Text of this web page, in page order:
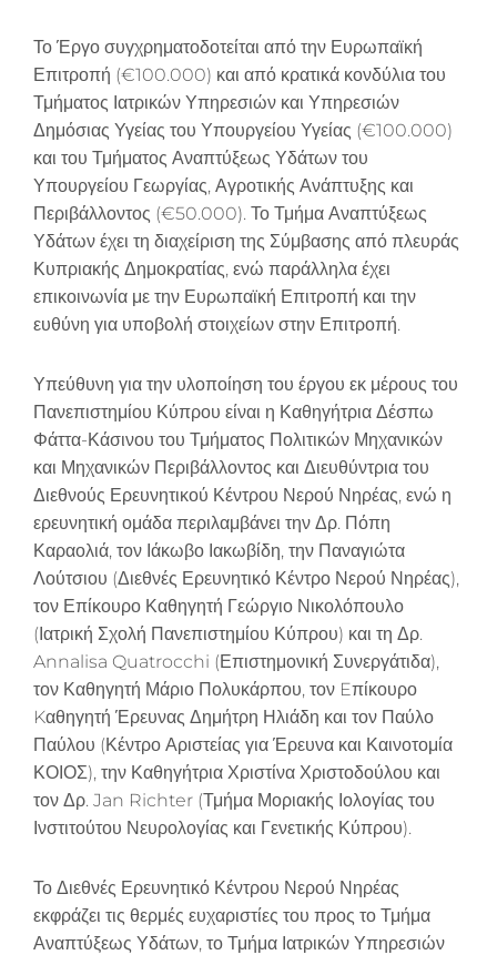
Το Έργο συγχρηματοδοτείται από την Ευρωπαϊκή
Επιτροπή (€100.000) και από κρατικά κονδύλια του
Τμήματος Ιατρικών Υπηρεσιών και Υπηρεσιών
Δημόσιας Υγείας του Υπουργείου Υγείας (€100.000)
και του Τμήματος Αναπτύξεως Υδάτων του
Υπουργείου Γεωργίας, Αγροτικής Ανάπτυξης και
Περιβάλλοντος (€50.000). Το Τμήμα Αναπτύξεως
Υδάτων έχει τη διαχείριση της Σύμβασης από πλευράς
Κυπριακής Δημοκρατίας, ενώ παράλληλα έχει
επικοινωνία με την Ευρωπαϊκή Επιτροπή και την
ευθύνη για υποβολή στοιχείων στην Επιτροπή.
Υπεύθυνη για την υλοποίηση του έργου εκ μέρους του
Πανεπιστημίου Κύπρου είναι η Καθηγήτρια Δέσπω
Φάττα-Κάσινου του Τμήματος Πολιτικών Μηχανικών
και Μηχανικών Περιβάλλοντος και Διευθύντρια του
Διεθνούς Ερευνητικού Κέντρου Νερού Νηρέας, ενώ η
ερευνητική ομάδα περιλαμβάνει την Δρ. Πόπη
Καραολιά, τον Ιάκωβο Ιακωβίδη, την Παναγιώτα
Λούτσιου (Διεθνές Ερευνητικό Κέντρο Νερού Νηρέας),
τον Επίκουρο Καθηγητή Γεώργιο Νικολόπουλο
(Ιατρική Σχολή Πανεπιστημίου Κύπρου) και τη Δρ.
Annalisa Quatrocchi (Επιστημονική Συνεργάτιδα),
τον Καθηγητή Μάριο Πολυκάρπου, τον Eπίκουρο
Kαθηγητή Έρευνας Δημήτρη Ηλιάδη και τον Παύλο
Παύλου (Κέντρο Αριστείας για Έρευνα και Καινοτομία
ΚΟΙΟΣ), την Καθηγήτρια Χριστίνα Χριστοδούλου και
τον Δρ. Jan Richter (Τμήμα Μοριακής Ιολογίας του
Ινστιτούτου Νευρολογίας και Γενετικής Κύπρου).
Το Διεθνές Ερευνητικό Κέντρου Νερού Νηρέας
εκφράζει τις θερμές ευχαριστίες του προς το Τμήμα
Αναπτύξεως Υδάτων, το Τμήμα Ιατρικών Υπηρεσιών